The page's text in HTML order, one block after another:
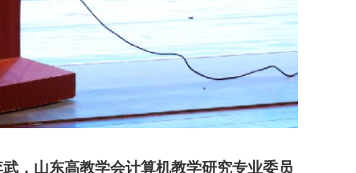
，山东高教学会计算机教学研究专业委员